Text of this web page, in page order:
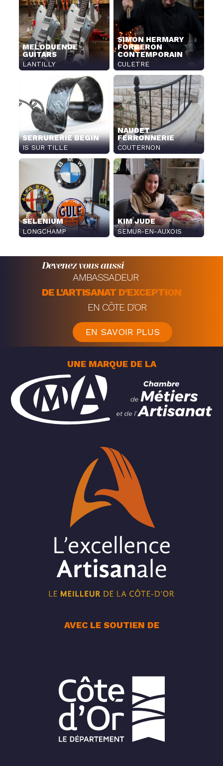
MELODUENDE
GUITARS
LANTILLY
SIMON HERMARY
FORGERON
CONTEMPORAIN
CULETRE
SERRURERIE BEGIN
IS SUR TILLE
NAUDET
FERRONNERIE
COUTERNON
SELENIUM
LONGCHAMP
KIM JUDE
SEMUR-EN-AUXOIS
Devenez vous aussi
AMBASSADEUR
DE L'ARTISANAT D'EXCEPTION
EN CÔTE D'OR
EN SAVOIR PLUS
UNE MARQUE DE LA
AVEC LE SOUTIEN DE